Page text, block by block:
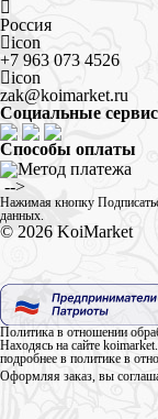
Россия
icon
+7 963 073 4526
icon
zak@koimarket.ru
Социальные
Способы оплаты
​ -->
Нажимая кнопку
данных
© 2026 KoiMarket
Политика в отношении
Находясь на сайте
подробнее в политике в
Оформляя заказ, вы